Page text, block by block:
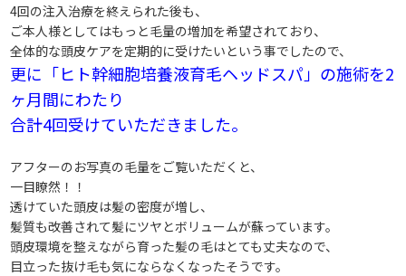
4回の注入治療を終えられた後も、
ご本人様としてはもっと毛量の増加を希望されており、
全体的な頭皮ケアを定期的に受けたいという事でしたので、
更に「ヒト幹細胞培養液育毛ヘッドスパ」の施術を2
ヶ月間にわたり
合計4回受けていただきました。
アフターのお写真の毛量をご覧いただくと、
一目瞭然！！
透けていた頭皮は髪の密度が増し、
髪質も改善されて髪にツヤとボリュームが蘇っています。
頭皮環境を整えながら育った髪の毛はとても丈夫なので、
目立った抜け毛も気にならなくなったそうです。